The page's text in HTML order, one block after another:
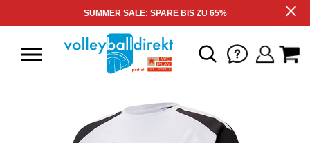
SUMMER SALE: SPARE BIS ZU 65%